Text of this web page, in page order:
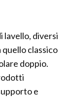
lavello, diversi
classico
doppio.
e